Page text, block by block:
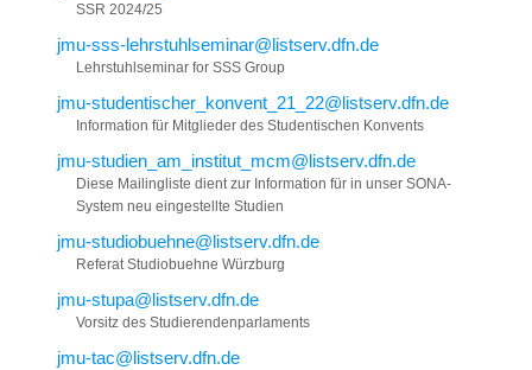
SSR 2024/25
jmu-sss-lehrstuhlseminar@listserv.dfn.de
Lehrstuhlseminar for SSS Group
jmu-studentischer_konvent_21_22@listserv.dfn.de
Information für Mitglieder des Studentischen Konvents
jmu-studien_am_institut_mcm@listserv.dfn.de
Diese Mailingliste dient zur Information für in unser SONA-
System neu eingestellte Studien
jmu-studiobuehne@listserv.dfn.de
Referat Studiobuehne Würzburg
jmu-stupa@listserv.dfn.de
Vorsitz des Studierendenparlaments
jmu-tac@listserv.dfn.de